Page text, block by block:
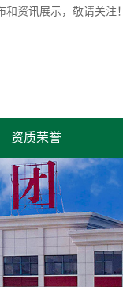
资讯展示，敬请关注！
资质荣誉